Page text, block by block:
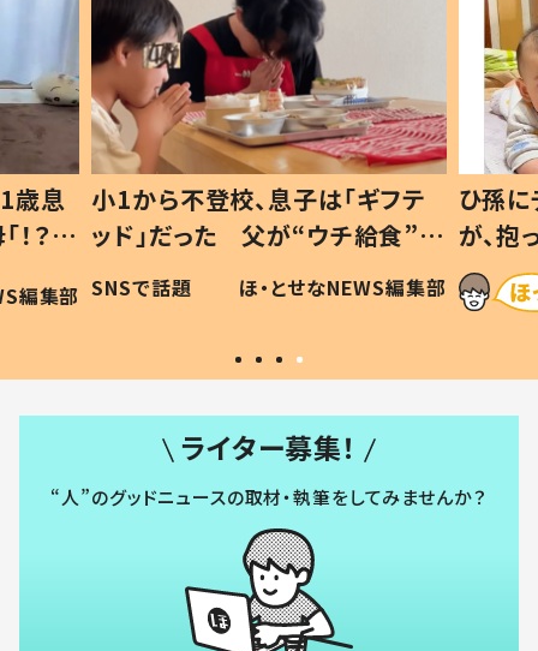
歳息
？」
編集部
小1から不登校、息子は「ギフテ
ッド」だった 父が“ウチ給食”を
作り続ける理由とは #令和の親
#令和の子
SNSで話題 ほ・とせなNEWS編集部
ひ孫
が、
「涙が
い」
ライター募集！
“人”のグッドニュースの取材・執筆をしてみませんか？